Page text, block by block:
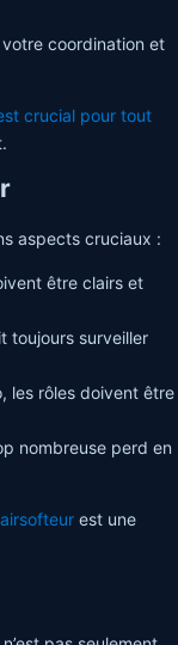
coordination et
crucial pour tout
aspects cruciaux :
être clairs et
toujours surveiller
les rôles doivent être
nombreuse perd en
est une